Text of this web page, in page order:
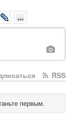
RSS
первым.